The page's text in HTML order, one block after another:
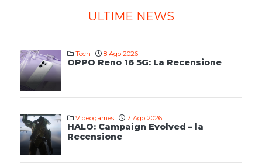
ULTIME NEWS
Tech 8 Ago 2026
OPPO Reno 16 5G: La Recensione
Videogames 7 Ago 2026
HALO: Campaign Evolved – la
Recensione